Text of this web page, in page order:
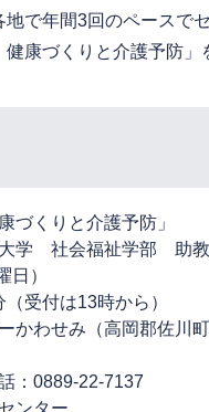
で年間3回のペースで
康づくりと介護予防」
くりと介護予防」
学 社会福祉学部 助教
日）
受付は13時から）
わせみ（高岡郡佐川町
：0889-22-7137
ンター